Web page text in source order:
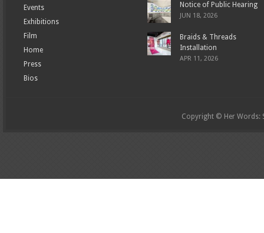
Events
Exhibitions
Film
Home
Press
Bios
Notice of Public Hearing
JUN 18, 2026
Braids & Threads
Installation
APR 11, 2026
Copyright © Her Words: